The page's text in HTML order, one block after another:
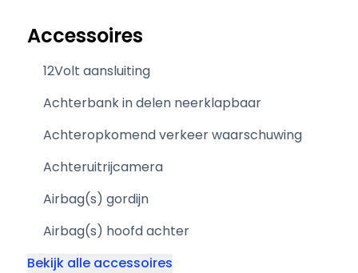
Accessoires
12Volt aansluiting
Achterbank in delen neerklapbaar
Achteropkomend verkeer waarschuwing
Achteruitrijcamera
Airbag(s) gordijn
Airbag(s) hoofd achter
Bekijk alle accessoires